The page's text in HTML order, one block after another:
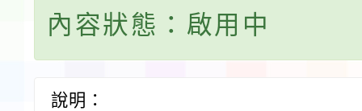
內容狀態：啟用中
說明：